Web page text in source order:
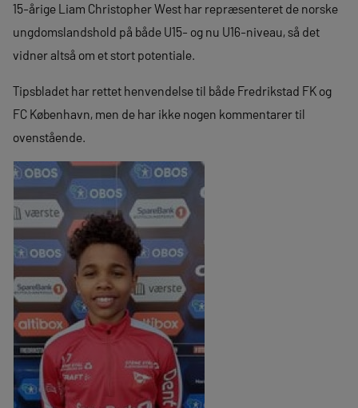
15-årige Liam Christopher West har repræsenteret de norske
ungdomslandshold på både U15- og nu U16-niveau, så det
vidner altså om et stort potentiale.
Tipsbladet har rettet henvendelse til både Fredrikstad FK og
FC København, men de har ikke nogen kommentarer til
ovenstående.